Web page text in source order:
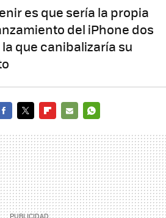
es que sería la propia
del iPhone dos
que canibalizaría su
MAIL